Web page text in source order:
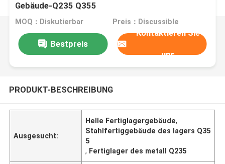
Gebäude-Q235 Q355
MOQ：Diskutierbar Preis：Discussible
Bestpreis
Kontaktieren Sie
uns
PRODUKT-BESCHREIBUNG
Ausgesucht:
Helle Fertiglagergebäude,
Stahlfertiggebäude des lagers Q35
5
, Fertiglager des metall Q235